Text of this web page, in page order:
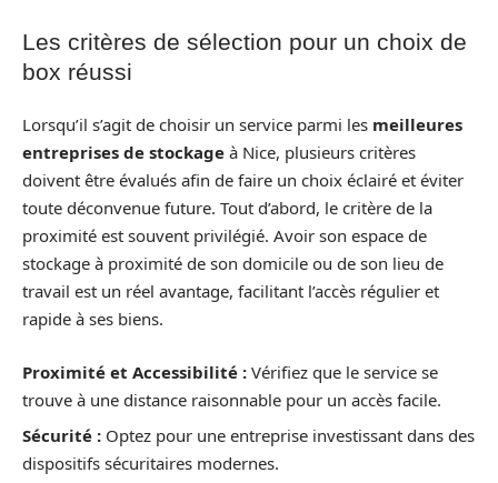
Les critères de sélection pour un choix de
box réussi
Lorsqu’il s’agit de choisir un service parmi les meilleures
entreprises de stockage à Nice, plusieurs critères
doivent être évalués afin de faire un choix éclairé et éviter
toute déconvenue future. Tout d’abord, le critère de la
proximité est souvent privilégié. Avoir son espace de
stockage à proximité de son domicile ou de son lieu de
travail est un réel avantage, facilitant l’accès régulier et
rapide à ses biens.
Proximité et Accessibilité : Vérifiez que le service se
trouve à une distance raisonnable pour un accès facile.
Sécurité : Optez pour une entreprise investissant dans des
dispositifs sécuritaires modernes.